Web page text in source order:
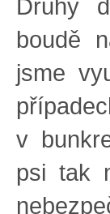
Druhý
boudě
jsme
v
psi tak